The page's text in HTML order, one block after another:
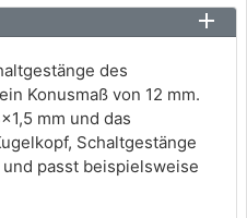
des
Konusmaß von 12 mm.
mm und das
Schaltgestänge
und passt beispielsweise